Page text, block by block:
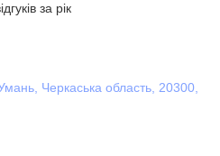
за рік
Черкаська область, 20300,